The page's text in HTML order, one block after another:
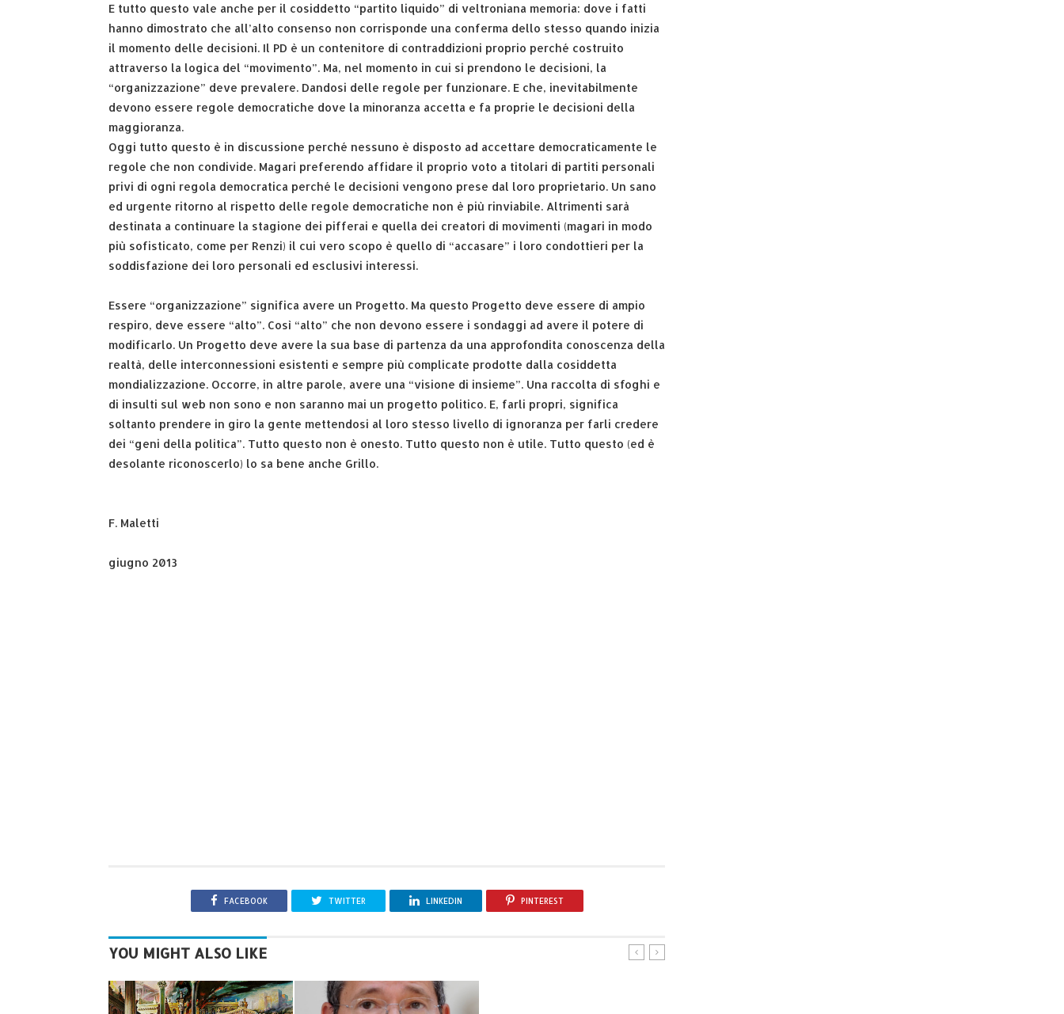
E tutto questo vale anche per il cosiddetto “partito liquido” di veltroniana memoria: dove i fatti
hanno dimostrato che all’alto consenso non corrisponde una conferma dello stesso quando inizia
il momento delle decisioni. Il PD è un contenitore di contraddizioni proprio perché costruito
attraverso la logica del “movimento”. Ma, nel momento in cui si prendono le decisioni, la
“organizzazione” deve prevalere. Dandosi delle regole per funzionare. E che, inevitabilmente
devono essere regole democratiche dove la minoranza accetta e fa proprie le decisioni della
maggioranza.
Oggi tutto questo è in discussione perché nessuno è disposto ad accettare democraticamente le
regole che non condivide. Magari preferendo affidare il proprio voto a titolari di partiti personali
privi di ogni regola democratica perché le decisioni vengono prese dal loro proprietario. Un sano
ed urgente ritorno al rispetto delle regole democratiche non è più rinviabile. Altrimenti sarà
destinata a continuare la stagione dei pifferai e quella dei creatori di movimenti (magari in modo
più sofisticato, come per Renzi) il cui vero scopo è quello di “accasare” i loro condottieri per la
soddisfazione dei loro personali ed esclusivi interessi.
Essere “organizzazione” significa avere un Progetto. Ma questo Progetto deve essere di ampio
respiro, deve essere “alto”. Così “alto” che non devono essere i sondaggi ad avere il potere di
modificarlo. Un Progetto deve avere la sua base di partenza da una approfondita conoscenza della
realtà, delle interconnessioni esistenti e sempre più complicate prodotte dalla cosiddetta
mondializzazione. Occorre, in altre parole, avere una “visione di insieme”. Una raccolta di sfoghi e
di insulti sul web non sono e non saranno mai un progetto politico. E, farli propri, significa
soltanto prendere in giro la gente mettendosi al loro stesso livello di ignoranza per farli credere
dei “geni della politica”. Tutto questo non è onesto. Tutto questo non è utile. Tutto questo (ed è
desolante riconoscerlo) lo sa bene anche Grillo.
F. Maletti
giugno 2013
FACEBOOK TWITTER LINKEDIN PINTEREST
YOU MIGHT ALSO LIKE